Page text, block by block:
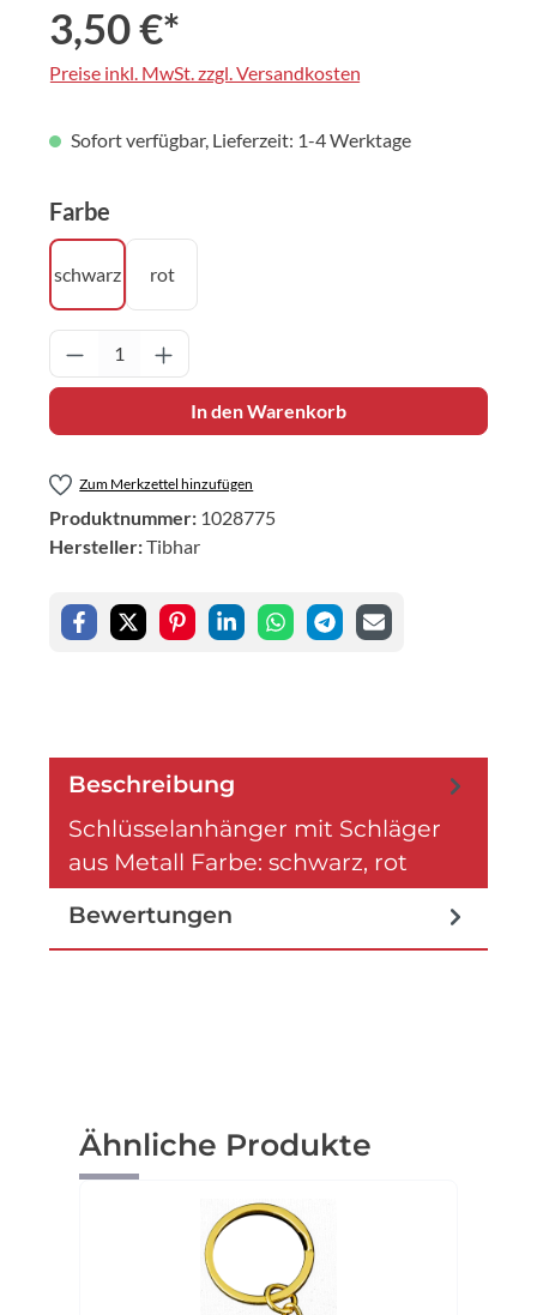
3,50 €*
Preise inkl. MwSt. zzgl. Versandkosten
Sofort verfügbar, Lieferzeit: 1-4 Werktage
Farbe
schwarz rot
Produkt Anzahl: Gib den gewünschten
In den Warenkorb
Zum Merkzettel hinzufügen
Produktnummer: 1028775
Hersteller:Tibhar
Beschreibung
Schlüsselanhänger mit Schläger
aus Metall Farbe: schwarz, rot
Bewertungen
Produktgalerie überspringen
Ähnliche Produkte